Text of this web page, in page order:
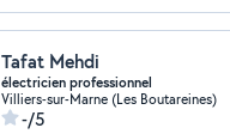
Tafat Mehdi
électricien professionnel
Villiers-sur-Marne (Les Boutareines)
-/5